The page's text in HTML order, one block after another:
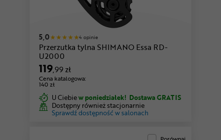
5,0 4 opinie
Przerzutka tylna SHIMANO Essa RD-
U2000
119,99 zł
Cena katalogowa:
140 zł
U Ciebiew poniedziałek! Dostawa GRATIS
Dostępny również stacjonarnie
Sprawdź dostępność w salonach